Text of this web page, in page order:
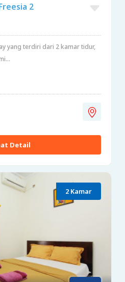
2
yang terdiri dari 2 kamar tidur,
Detail
2 Kamar